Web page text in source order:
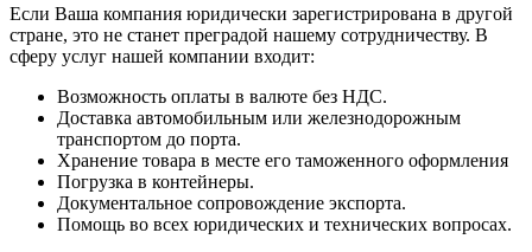
Если Ваша компания юридически зарегистрирована в другой
стране, это не станет преградой нашему сотрудничеству. В
сферу услуг нашей компании входит:
Возможность оплаты в валюте без НДС.
Доставка автомобильным или железнодорожным
транспортом до порта.
Хранение товара в месте его таможенного оформления
Погрузка в контейнеры.
Документальное сопровождение экспорта.
Помощь во всех юридических и технических вопросах.